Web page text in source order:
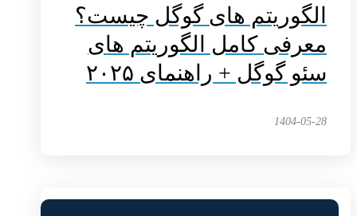
الگوریتم های گوگل چیست؟
معرفی کامل الگوریتم های
سئو گوگل + راهنمای ۲۰۲۵
1404-05-28